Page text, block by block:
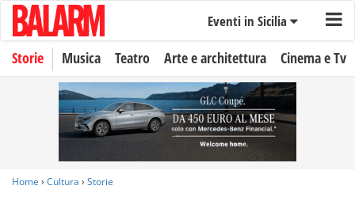
Eventi in Sicilia
Storie Musica Teatro Arte e architettura Cinema e Tv
Home › Cultura › Storie